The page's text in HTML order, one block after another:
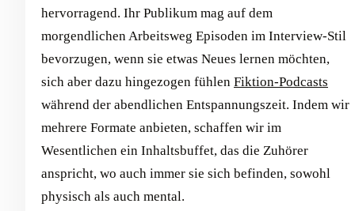
hervorragend. Ihr Publikum mag auf dem
morgendlichen Arbeitsweg Episoden im Interview-Stil
bevorzugen, wenn sie etwas Neues lernen möchten,
sich aber dazu hingezogen fühlen Fiktion-Podcasts
während der abendlichen Entspannungszeit. Indem wir
mehrere Formate anbieten, schaffen wir im
Wesentlichen ein Inhaltsbuffet, das die Zuhörer
anspricht, wo auch immer sie sich befinden, sowohl
physisch als auch mental.